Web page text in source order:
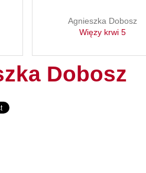
Agnieszka Dobosz
Więzy krwi 5
Dobosz